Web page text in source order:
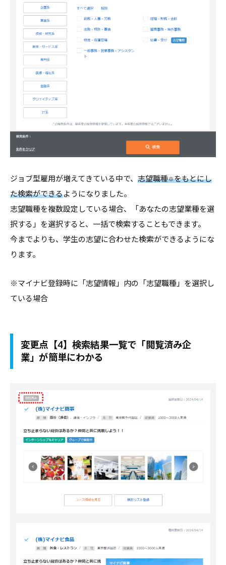
よ
う
な
情
報
を
届
参
ジョブ型雇用が増えてきている中で、 志望職種※をもとにし
た検索ができるようになりました。
志望職種を複数設定している場合、「あなたの志望業種を選
択する」を選択すると、一括で検索することもできます。
今までよりも、学生の志望に合わせた検索ができるようにな
ります。
※マイナビ登録時に「志望情報」内の「志望職種」を選択し
ている場合
変更点【4】検索結果一覧で「閲覧済み企
業」が簡単にわかる